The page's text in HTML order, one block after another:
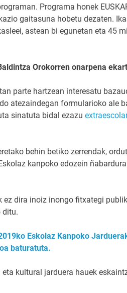
Programa honek
gaitasuna hobetu dezaten.
astean bi egunetan eta 45
Orokorren onarpena
parte hartzean interesatu
atezaindegan formularioko ale
sinatuta bidal ezazu
behin betiko zerrendak,
kanpoko edozein ñabardura
dira inoiz inongo fitxategi
ditu.
Eskolaz Kanpoko
baturatuta.
kultural jarduera hauek